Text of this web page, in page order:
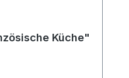
Küche"